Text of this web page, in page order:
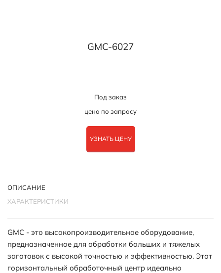
GMC-6027
Под заказ
цена по запросу
УЗНАТЬ ЦЕНУ
ОПИСАНИЕ
ХАРАКТЕРИСТИКИ
GMC - это высокопроизводительное оборудование,
предназначенное для обработки больших и тяжелых
заготовок с высокой точностью и эффективностью. Этот
горизонтальный обработочный центр идеально